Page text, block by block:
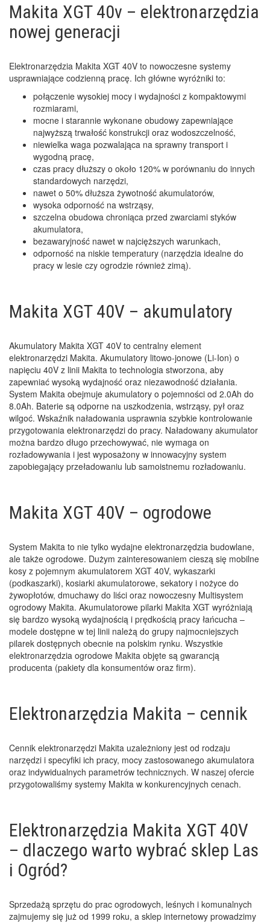
Makita XGT 40v – elektronarzędzia
nowej generacji
Elektronarzędzia Makita XGT 40V to nowoczesne systemy
usprawniające codzienną pracę. Ich główne wyróżniki to:
połączenie wysokiej mocy i wydajności z kompaktowymi
rozmiarami,
mocne i starannie wykonane obudowy zapewniające
najwyższą trwałość konstrukcji oraz wodoszczelność,
niewielka waga pozwalająca na sprawny transport i
wygodną pracę,
czas pracy dłuższy o około 120% w porównaniu do innych
standardowych narzędzi,
nawet o 50% dłuższa żywotność akumulatorów,
wysoka odporność na wstrząsy,
szczelna obudowa chroniąca przed zwarciami styków
akumulatora,
bezawaryjność nawet w najcięższych warunkach,
odporność na niskie temperatury (narzędzia idealne do
pracy w lesie czy ogrodzie również zimą).
Makita XGT 40V – akumulatory
Akumulatory Makita XGT 40V to centralny element
elektronarzędzi Makita. Akumulatory litowo-jonowe (Li-Ion) o
napięciu 40V z linii Makita to technologia stworzona, aby
zapewniać wysoką wydajność oraz niezawodność działania.
System Makita obejmuje akumulatory o pojemności od 2.0Ah do
8.0Ah. Baterie są odporne na uszkodzenia, wstrząsy, pył oraz
wilgoć. Wskaźnik naładowania usprawnia szybkie kontrolowanie
przygotowania elektronarzędzi do pracy. Naładowany akumulator
można bardzo długo przechowywać, nie wymaga on
rozładowywania i jest wyposażony w innowacyjny system
zapobiegający przeładowaniu lub samoistnemu rozładowaniu.
Makita XGT 40V – ogrodowe
System Makita to nie tylko wydajne elektronarzędzia budowlane,
ale także ogrodowe. Dużym zainteresowaniem cieszą się mobilne
kosy z pojemnym akumulatorem XGT 40V, wykaszarki
(podkaszarki), kosiarki akumulatorowe, sekatory i nożyce do
żywopłotów, dmuchawy do liści oraz nowoczesny Multisystem
ogrodowy Makita. Akumulatorowe pilarki Makita XGT wyróżniają
się bardzo wysoką wydajnością i prędkością pracy łańcucha –
modele dostępne w tej linii należą do grupy najmocniejszych
pilarek dostępnych obecnie na polskim rynku. Wszystkie
elektronarzędzia ogrodowe Makita objęte są gwarancją
producenta (pakiety dla konsumentów oraz firm).
Elektronarzędzia Makita – cennik
Cennik elektronarzędzi Makita uzależniony jest od rodzaju
narzędzi i specyfiki ich pracy, mocy zastosowanego akumulatora
oraz indywidualnych parametrów technicznych. W naszej ofercie
przygotowaliśmy systemy Makita w konkurencyjnych cenach.
Elektronarzędzia Makita XGT 40V
– dlaczego warto wybrać sklep Las
i Ogród?
Sprzedażą sprzętu do prac ogrodowych, leśnych i komunalnych
zajmujemy się już od 1999 roku, a sklep internetowy prowadzimy